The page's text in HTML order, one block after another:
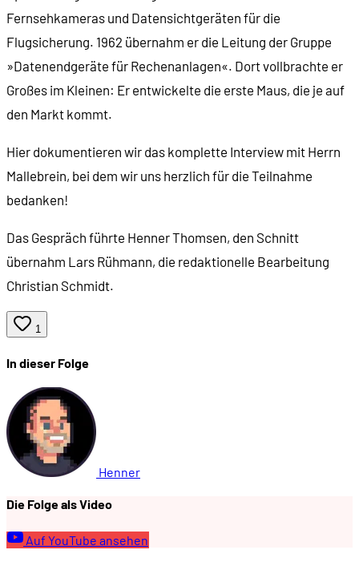
Fernsehkameras und Datensichtgeräten für die
Flugsicherung. 1962 übernahm er die Leitung der Gruppe
»Datenendgeräte für Rechenanlagen«. Dort vollbrachte er
Großes im Kleinen: Er entwickelte die erste Maus, die je auf
den Markt kommt.
Hier dokumentieren wir das komplette Interview mit Herrn
Mallebrein, bei dem wir uns herzlich für die Teilnahme
bedanken!
Das Gespräch führte Henner Thomsen, den Schnitt
übernahm Lars Rühmann, die redaktionelle Bearbeitung
Christian Schmidt.
1
In dieser Folge
Henner
Die Folge als Video
Auf YouTube ansehen